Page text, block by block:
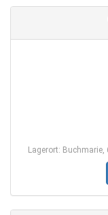
Lagerort: